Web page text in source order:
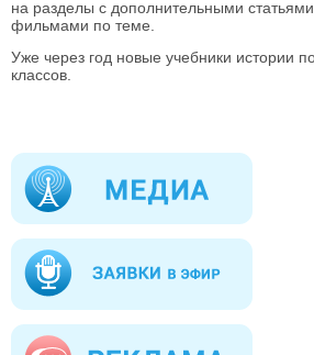
на разделы с дополнительными
фильмами по теме.
Уже через год новые учебники истории
классов.